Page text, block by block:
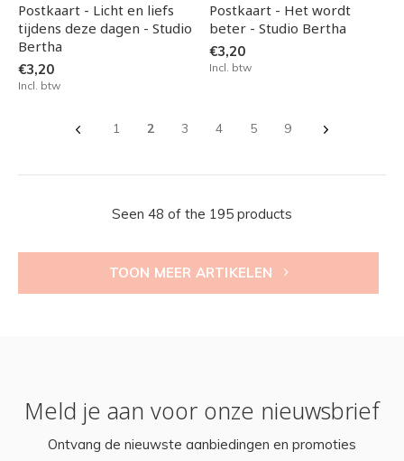
Postkaart - Licht en liefs
tijdens deze dagen - Studio
Bertha
€3,20
Incl. btw
Postkaart - Het wordt
beter - Studio Bertha
€3,20
Incl. btw
1 2 3 4 5 9
Seen 48 of the 195 products
TOON MEER ARTIKELEN
Meld je aan voor onze nieuwsbrief
Ontvang de nieuwste aanbiedingen en promoties